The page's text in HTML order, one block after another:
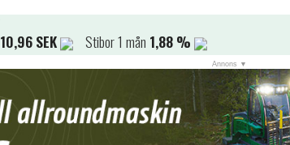
10,96 SEK Stibor 1 mån 1,88 %